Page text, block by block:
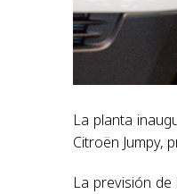
La planta
Citroën Jumpy,
La previsión